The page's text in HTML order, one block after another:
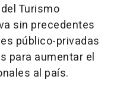
Turismo
sin precedentes
público-privadas
para aumentar el
al país.